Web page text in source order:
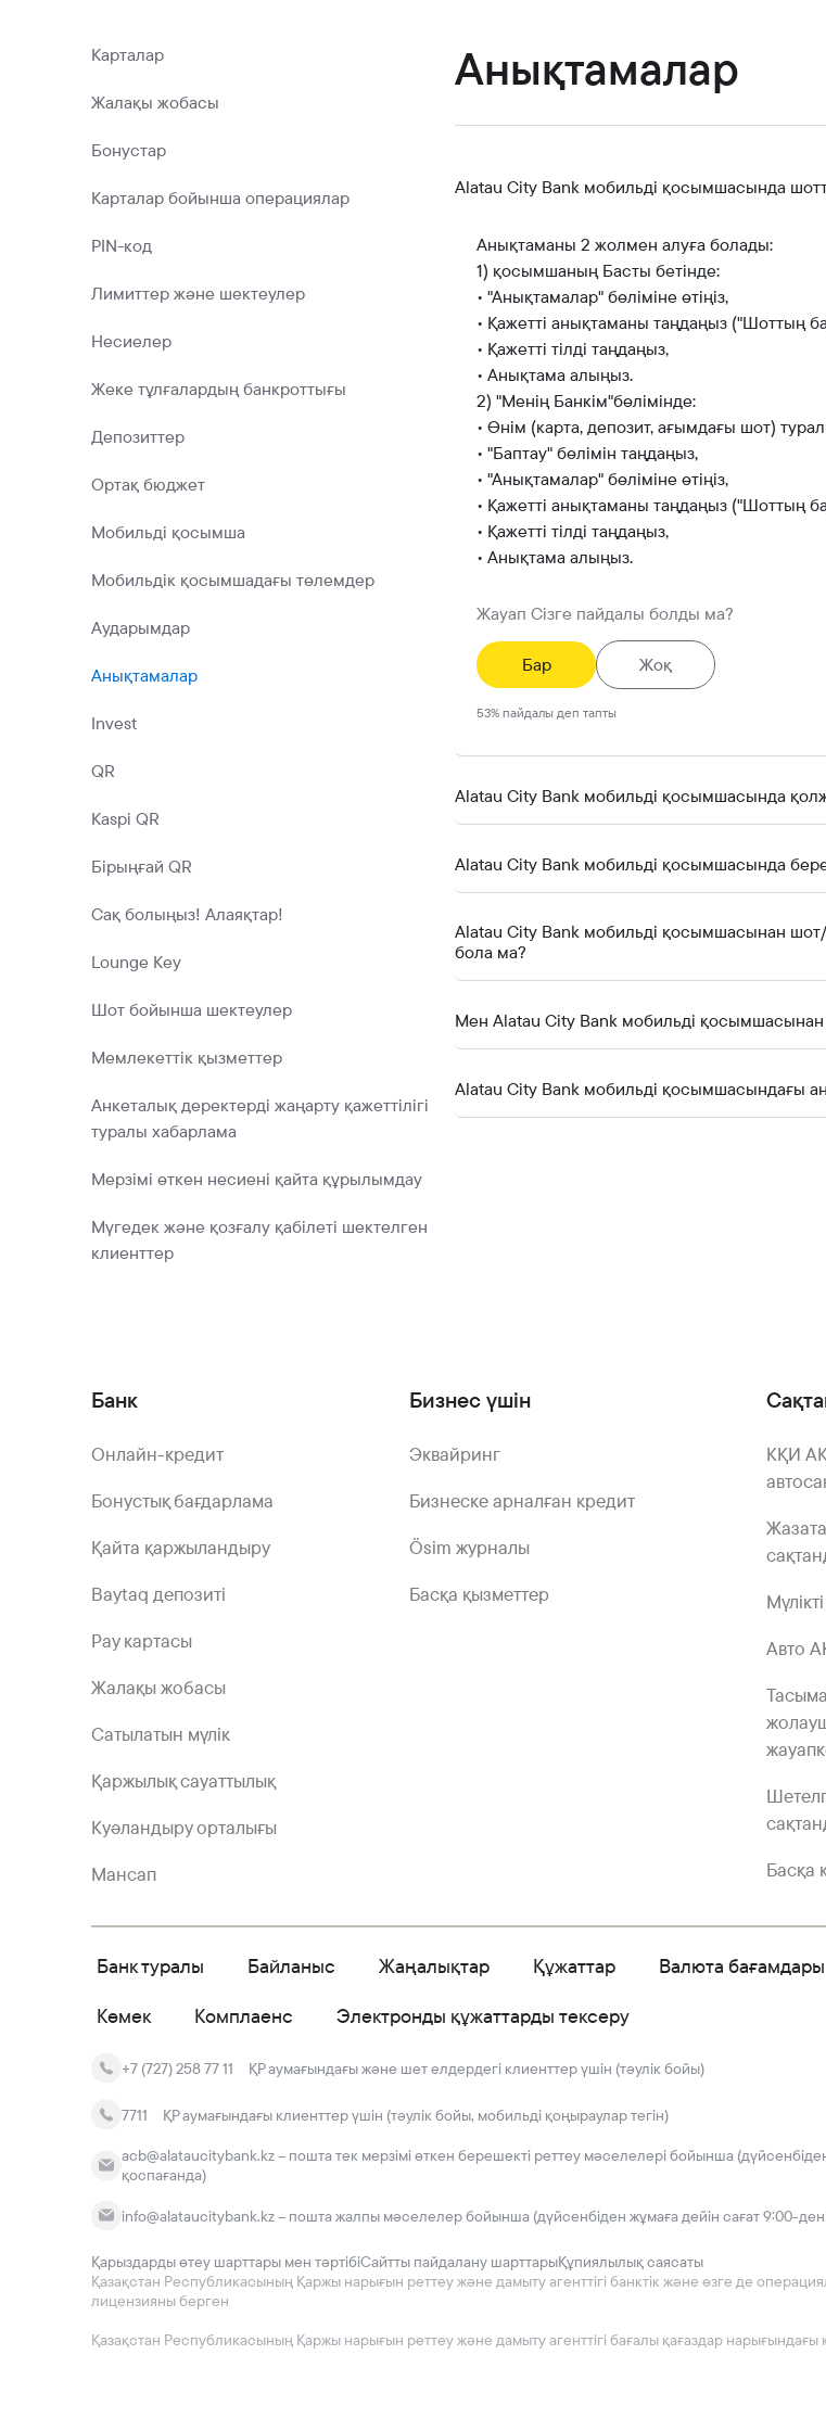
Бонустық бағдарлама
Карталар
Жалақы жобасы
Бонустар
Карталар бойынша операциялар
PIN-код
Лимиттер және шектеулер
Несиелер
Жеке тұлғалардың банкроттығы
Депозиттер
Ортақ бюджет
Мобильді қосымша
Мобильдік қосымшадағы төлемдер
Аударымдар
Анықтамалар
Invest
QR
Kaspi QR
Бірыңғай QR
Сақ болыңыз! Алаяқтар!
Lounge Key
Шот бойынша шектеулер
Мемлекеттік қызметтер
Анкеталық деректерді жаңарту қажеттілігі
туралы хабарлама
Мерзімі өткен несиені қайта құрылымдау
Мүгедек және қозғалу қабілеті шектелген
клиенттер
Анықтамалар
Alatau City Bank мобильді қосымшасында
Анықтаманы 2 жолмен алуға болады:
1) қосымшаның Басты бетінде:
• "Анықтамалар" бөліміне өтіңіз,
• Қажетті анықтаманы таңдаңыз ("Шоттың
• Қажетті тілді таңдаңыз,
• Анықтама алыңыз.
2) "Менің Банкім"бөлімінде:
• Өнім (карта, депозит, ағымдағы шот)
• "Баптау" бөлімін таңдаңыз,
• "Анықтамалар" бөліміне өтіңіз,
• Қажетті анықтаманы таңдаңыз ("Шоттың
• Қажетті тілді таңдаңыз,
• Анықтама алыңыз.
Жауап Сізге пайдалы болды ма?
Бар Жоқ
53%пайдалы деп тапты
Alatau City Bank мобильді қосымшасында
Alatau City Bank мобильді қосымшасында
Alatau City Bank мобильді қосымшасынан
бола ма?
Мен Alatau City Bank мобильді
Alatau City Bank мобильді қосымшасындағы
Банк
Онлайн-кредит
Бонустық бағдарлама
Қайта қаржыландыру
Baytaq депозиті
Pay картасы
Жалақы жобасы
Сатылатын мүлік
Қаржылық сауаттылық
Куәландыру орталығы
Мансап
Бизнес үшін
Эквайринг
Бизнеске арналған кредит
Ösim журналы
Басқа қызметтер
КҚИ
Авто
Басқа
Банк туралы Байланыс Жаңалықтар Құжаттар Валюта бағамдары
Көмек
Комплаенс Электронды құжаттарды тексеру
+7 (727) 258 77 11 ҚР аумағындағы және шет елдердегі клиенттер үшін (тәулік бойы)
7711 ҚР аумағындағы клиенттер үшін (тәулік бойы, мобильді қоңыраулар тегін)
acb@alataucitybank.kz – пошта тек мерзімі өткен берешекті реттеу мәселелері бойынша
қоспағанда)
info@alataucitybank.kz – пошта жалпы мәселелер бойынша (дүйсенбіден жұмаға дейін сағат 9:00-ден
Қазақстан Республикасының Қаржы нарығын реттеу және дамыту агенттігі банктік және өзге де
лицензияны берген
Қазақстан Республикасының Қаржы нарығын реттеу және дамыту агенттігі бағалы қағаздар
Қарыздарды өтеу шарттары мен тәртібіСайтты пайдалану шарттарыҚұпиялылық саясаты